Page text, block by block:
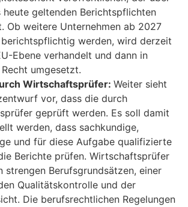
heute geltenden Berichtspflichten
Ob weitere Unternehmen ab 2027
werden, wird derzeit
Ebene verhandelt und dann in
umgesetzt.
Wirtschaftsprüfer: Weiter sieht
vor, dass die durch
geprüft werden. Es soll damit
werden, dass sachkundige,
und für diese Aufgabe qualifizierte
Berichte prüfen. Wirtschaftsprüfer
strengen Berufsgrundsätzen, einer
Qualitätskontrolle und der
Die berufsrechtlichen Regelungen